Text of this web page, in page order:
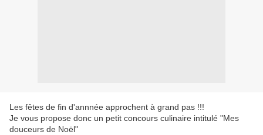
Les fêtes de fin d'annnée approchent à grand pas !!!
Je vous propose donc un petit concours culinaire intitulé "Mes
douceurs de Noël"